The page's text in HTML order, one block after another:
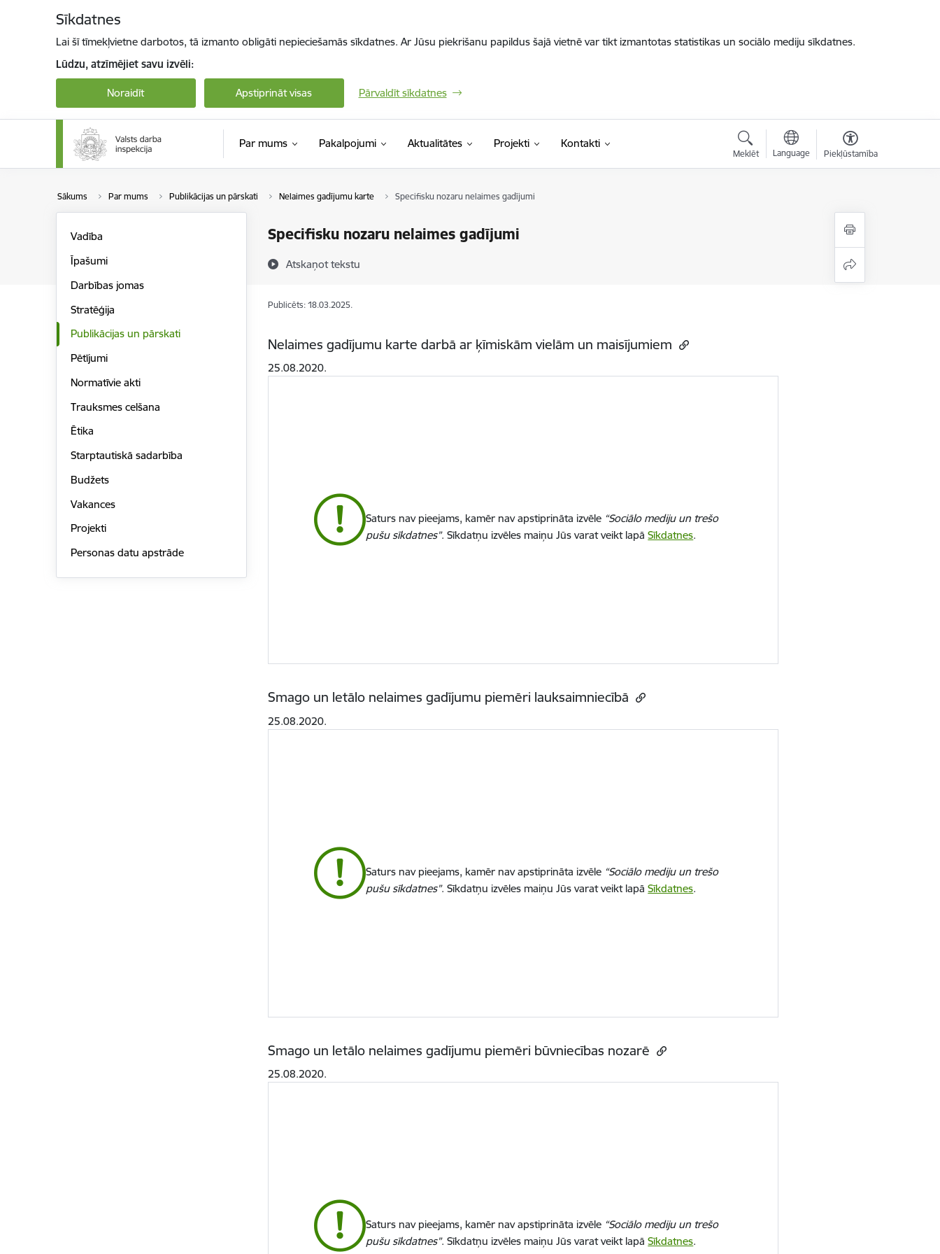
Sīkdatnes
Lai šī tīmekļvietne darbotos, tā izmanto obligāti nepieciešamās sīkdatnes. Ar Jūsu piekrišanu papildus šajā vietnē var tikt izmantotas statistikas un sociālo mediju sīkdatnes.
Lūdzu, atzīmējiet savu izvēli:
Noraidīt Apstiprināt visas Pārvaldīt sīkdatnes
Par mums Pakalpojumi Aktualitātes Projekti Kontakti
Meklēt Language Piekļūstamība
Sākums Par mums Publikācijas un pārskati Nelaimes gadījumu karte Specifisku nozaru nelaimes gadījumi
Specifisku nozaru nelaimes gadījumi
Atskaņot tekstu
Vadība
Īpašumi
Darbības jomas
Stratēģija
Publikācijas un pārskati
Pētījumi
Normatīvie akti
Trauksmes celšana
Ētika
Starptautiskā sadarbība
Budžets
Vakances
Projekti
Personas datu apstrāde
Publicēts: 18.03.2025.
Nelaimes gadījumu karte darbā ar ķīmiskām vielām un maisījumiem
25.08.2020.
Saturs nav pieejams, kamēr nav apstiprināta izvēle “Sociālo mediju un trešo
pušu sīkdatnes”. Sīkdatņu izvēles maiņu Jūs varat veikt lapāSīkdatnes.
Smago un letālo nelaimes gadījumu piemēri lauksaimniecībā
25.08.2020.
Saturs nav pieejams, kamēr nav apstiprināta izvēle “Sociālo mediju un trešo
pušu sīkdatnes”. Sīkdatņu izvēles maiņu Jūs varat veikt lapāSīkdatnes.
Smago un letālo nelaimes gadījumu piemēri būvniecības nozarē
25.08.2020.
Saturs nav pieejams, kamēr nav apstiprināta izvēle “Sociālo mediju un trešo
pušu sīkdatnes”. Sīkdatņu izvēles maiņu Jūs varat veikt lapāSīkdatnes.